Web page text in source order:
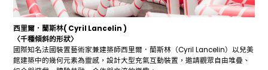
西里爾．蘭斯林( Cyril Lancelin )
〈千種傾斜的形狀〉
國際知名法國裝置藝術家兼建築師西里爾．蘭斯林（Cyril Lancelin）以兒美
館建築中的幾何元素為靈感，設計大型充氣互動裝置，邀請觀眾自由堆疊、